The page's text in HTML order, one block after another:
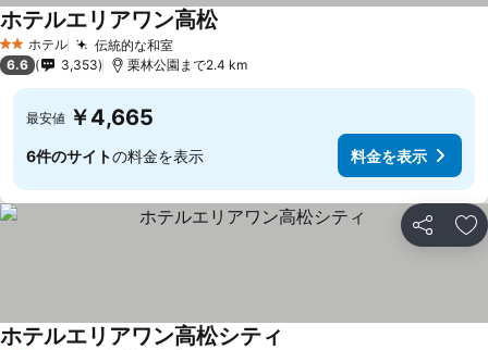
2 ホテルのランク
ホテル 伝統的な和室料金を表示
ホテルエリアワン高松
6.6 3,353 栗林公園まで2.4 km
最安値 ￥4,665
6件のサイトの料金を表示 料金を表示
シェア お
ホテルエリアワン高松シティ